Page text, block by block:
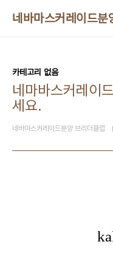
네바마스커레이드분
카테고리 없음
네마바스커레이
세요.
네바마스커레이드분양 브리더클럽